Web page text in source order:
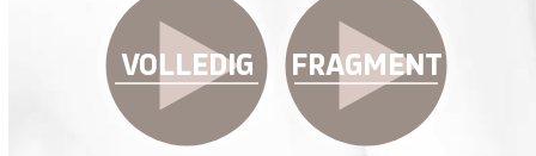
VOLLEDIG FRAGMENT